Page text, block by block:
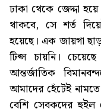
ঢাকা থেকে জেদ্দা
থাকবে, সে শর্ত
হয়েছে। এক জায়গা
টিপ্স চায়নি।
আন্তর্জাতিক
আমাদের হেঁটেই
বেশি সেবকদের হুইল